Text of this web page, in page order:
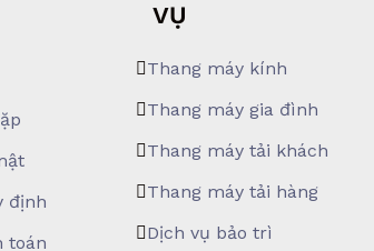
định
toán
VỤ
Thang máy kính
Thang máy gia đình
Thang máy tải khách
Thang máy tải hàng
Dịch vụ bảo trì